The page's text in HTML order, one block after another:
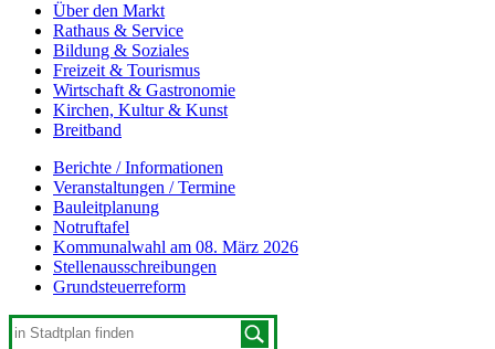
Über den Markt
Rathaus & Service
Bildung & Soziales
Freizeit & Tourismus
Wirtschaft & Gastronomie
Kirchen, Kultur & Kunst
Breitband
Berichte / Informationen
Veranstaltungen / Termine
Bauleitplanung
Notruftafel
Kommunalwahl am 08. März 2026
Stellenausschreibungen
Grundsteuerreform